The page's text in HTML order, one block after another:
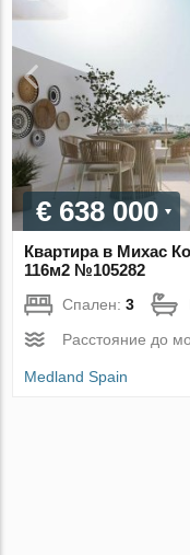
€ 638 000
Квартира в Михас
116м2 №105282
Спален:3
Расстояние до
Medland Spain